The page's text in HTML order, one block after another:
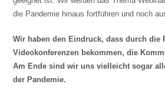
die Pandemie hinaus fortführen und noch
Wir haben den Eindruck, dass durch die
Videokonferenzen bekommen, die
Am Ende sind wir uns vielleicht sogar
der Pandemie.